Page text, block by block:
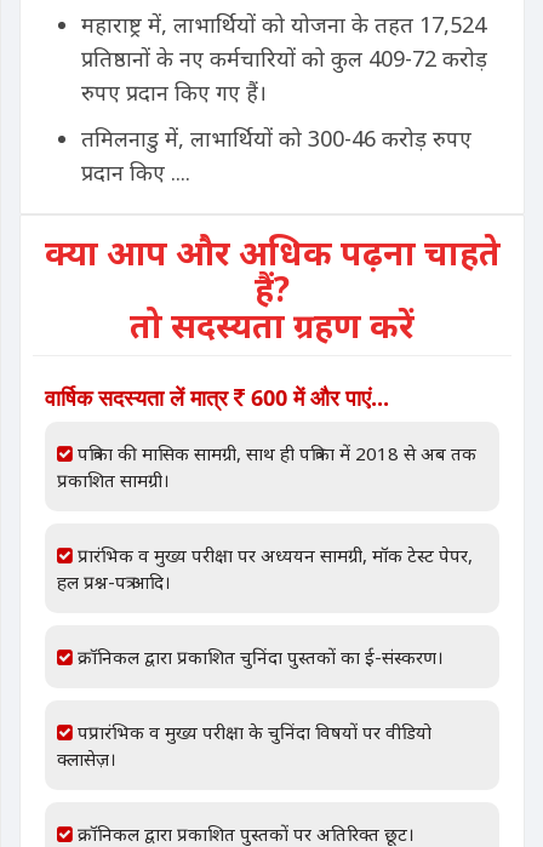
महाराष्ट्र में, लाभार्थियों को योजना के तहत 17,524
प्रतिष्ठानों के नए कर्मचारियों को कुल 409-72 करोड़
रुपए प्रदान किए गए हैं।
तमिलनाडु में, लाभार्थियों को 300-46 करोड़ रुपए
प्रदान किए ....
क्या आप और अधिक पढ़ना चाहते
हैं?
तो सदस्यता ग्रहण करें
वार्षिक सदस्यता लें मात्र 600 में और पाएं...
पत्रिका की मासिक सामग्री, साथ ही पत्रिका में 2018 से अब तक
प्रकाशित सामग्री।
प्रारंभिक व मुख्य परीक्षा पर अध्ययन सामग्री, मॉक टेस्ट पेपर,
हल प्रश्न-पत्र आदि।
क्रॉनिकल द्वारा प्रकाशित चुनिंदा पुस्तकों का ई-संस्करण।
पप्रारंभिक व मुख्य परीक्षा के चुनिंदा विषयों पर वीडियो
क्लासेज़।
क्रॉनिकल द्वारा प्रकाशित पुस्तकों पर अतिरिक्त छूट।